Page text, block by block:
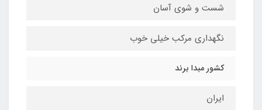
شست و شوی آسان
نگهداری مرکب خیلی خوب
کشور مبدا برند
ایران